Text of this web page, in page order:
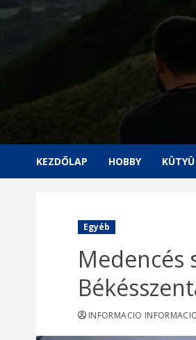
Skip
KEZDŐLAP HOBBY KÜTYÜ
Egyéb
Medencés
INFORMACIO